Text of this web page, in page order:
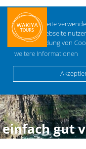
Diese Webseite
Sie diese Webseite
die Verwendung von
weitere Informationen
einfach gut